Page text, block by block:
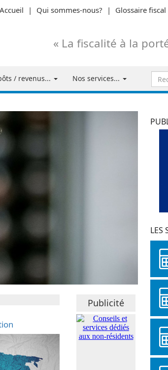
Accueil | Qui sommes-nous? | Glossaire fiscal
« La fiscalité à la
/ revenus... Nos services...
:
Publicité
LES